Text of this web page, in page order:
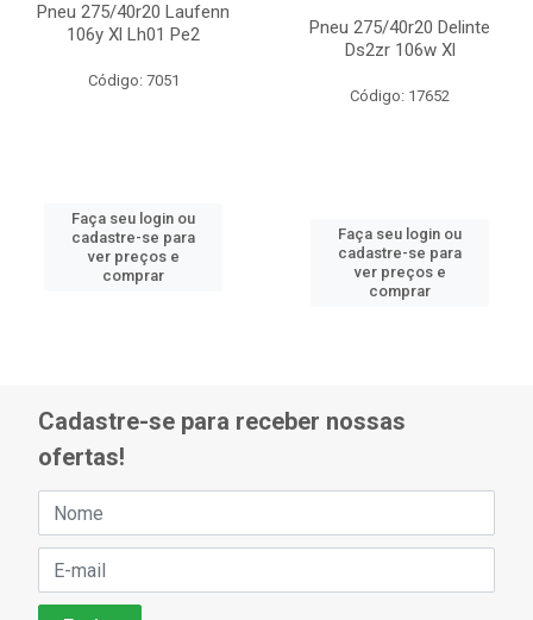
Pneu 275/40r20 Laufenn
106y Xl Lh01 Pe2
Código: 7051
Faça seu login ou
cadastre-se para
ver preços e
comprar
Pneu 275/40r20 Delinte
Ds2zr 106w Xl
Código: 17652
Faça seu login ou
cadastre-se para
ver preços e
comprar
Cadastre-se para receber nossas
ofertas!